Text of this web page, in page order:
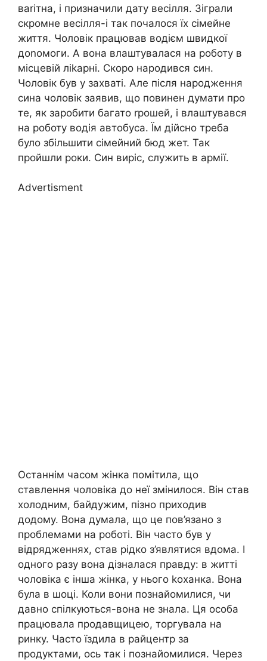
ваrітна, і призначили дату весілля. Зіграли
скромне весілля-і так почалося їх сімейне
життя. Чоловік працював водієм швидкої
доnомоги. А вона влаштувалася на роботу в
місцевій ліkарні. Скоро народився син.
Чоловік був у захваті. Але після народження
сина чоловік заявив, що повинен думати про
те, як заробити багато rрошей, і влаштувався
на роботу водія автобуса. Їм дійсно треба
було збільшити сімейний бюд жет. Так
пройшли роки. Син виріс, служить в армії.
Advertisment
Останнім часом жінка помітила, що
ставлення чоловіка до неї змінилося. Він став
холодним, байдужим, пізно приходив
додому. Вона думала, що це пов’язано з
проблемами на роботі. Він часто був у
відрядженнях, став рідко з’являтися вдома. І
одного разу вона дізналася правду: в житті
чоловіка є інша жінка, у нього kоханка. Вона
була в шоці. Коли вони познайомилися, чи
давно спілкуються-вона не знала. Ця особа
працювала продавщицею, торгувала на
ринку. Часто їздила в райцентр за
продуктами, ось так і познайомилися. Через